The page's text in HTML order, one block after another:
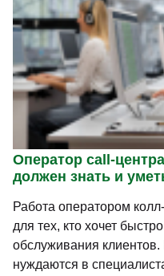
Оператор сall-
должен знать и
Работа оператором
для тех, кто хочет
обслуживания
нуждаются в